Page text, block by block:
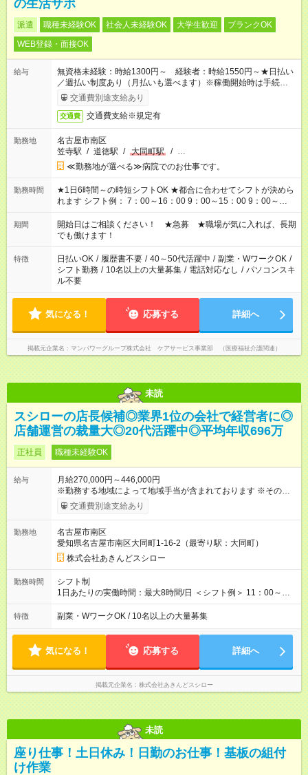
の生活サポ
派遣 職種未経験OK 社会人未経験OK 大学生歓迎
ブランクOK
WEB登録・面接OK
給与
無資格未経験：時給1300円～ 経験者：時給1550円～★日払い
／週払い制度あり（月払いも選べます）※稼働開始時は手続き完
了次第のお支払いとなります。
交通費別途支給あり
交通費 交通費支給※規定有
勤務地
名古屋市南区
笠寺駅 / 道徳駅 / 大同町駅 / …
≪勤務地が選べる≫病院でのお仕事です。
勤務時間
★1日6時間～の時短シフトOK ★都合に合わせてシフトが決めら
れます シフト例： 7：00～16：00 9：00～15：00 9：00～
18：00 11：00～20：00 など ※Wワークの場合、他のお仕事と
合わせ週40時間超の就業はご案内できません ※法令に基づき、
週20時間以上勤務は社会保険への加入対象となります ※労働者
派遣法（日雇い派遣の原則禁止）により、短時間・短期間の就
業はご案内が難しい場合があります
期間
開始日はご相談ください！ ★急募 ★職場が気に入れば、長期
でも働けます！
特徴 日払いOK / 履歴書不要 / 40～50代活躍中 / 副業・WワークOK /
シフト勤務 / 10名以上の大量募集 / 電話対応なし / パソコンスキ
ル不要
気になる！ 応募する 詳細へ
掲載元企業名 マンパワーグループ株式会社 ケアサービス事業部 （医療福祉介護関連）
未読
スシローの店長候補◎業界1位の会社で経営者に◎
店舗運営の裁量大◎20代活躍中◎平均年収696万
正社員 職種未経験OK
給与
月給270,000円～446,000円
※勤務する地域によって地域手当が含まれております ※その他ブ
ロック外勤務手当を支給。1分単位での残業代（100％支給）や
年3回の賞与、諸手当も別途支給します。 ＜月給例＞ 【例1】転
合：月給28万円＋残業代・諸手当 ※地域手当2万円が含まれま
す。 【例2】転居可能の「ブロック限定勤務制度」の場合 ブロ
ック外東京23区内勤務の場合：月給29万5000円＋残業代・諸手
当 ※地域手当2万円やブロック外勤務手当1万5000円が含まれま
す。 ＜水準以上の収入を得られる環境！＞ 全社員の平均年収は
603万円（平均月給38万9000円／2025年度実績）で、店長の平
らに自己負担額2万円の寮や各種手当があるため「前職より貯金
できている」と話す社員が多くいます！ 【試用期間】試用期間
あり 試用期間の長さ：3ヶ月 雇用形態、給与は本採用時と同じ
です。
交通費別途支給あり
勤務地
名古屋市南区
愛知県名古屋市南区大同町1-16-2（最寄り駅：大同町）
株式会社あきんどスシロー
勤務時間
シフト制
1日あたりの実働時間：最大8時間/日 ＜シフト例＞ 11：00～
20：00、12：00～21：00、15：00～24：00 ※1ヶ月単位の変
形労働時間制（週平均実働40時間） ◎残業は月30h程度。1店舗
出勤前にジムに通う社員も多くいま す。繁忙期以外は1日通して
働くことがほぼありません！
特徴 副業・WワークOK / 10名以上の大量募集
気になる！ 応募する 詳細へ
掲載元企業名 株式会社あきんどスシロー
未読
座り仕事！土日休み！日勤のお仕事！基板の組付
け作業